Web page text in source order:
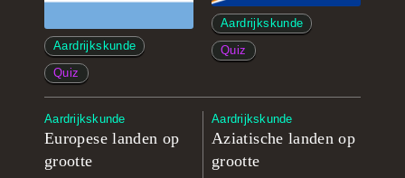
Aardrijkskunde
Quiz
Aardrijkskunde
Quiz
Aardrijkskunde
Europese landen op
grootte
Aardrijkskunde
Aziatische landen op
grootte